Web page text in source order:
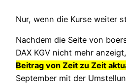
Nur, wenn die Kurse weiter
Nachdem die Seite von
DAX KGV nicht mehr
Beitrag von Zeit zu Zeit
September mit der